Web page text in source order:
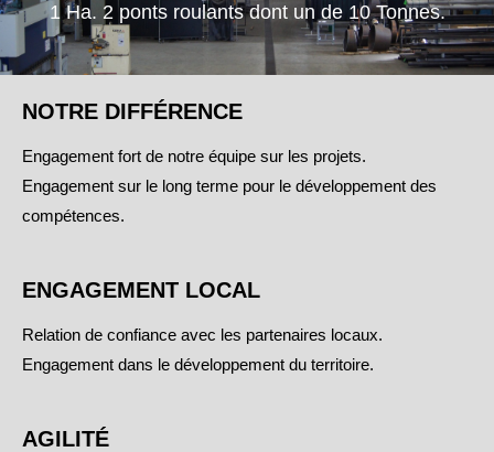
1 Ha. 2 ponts roulants dont un de 10 Tonnes.
NOTRE DIFFÉRENCE
Engagement fort de notre équipe sur les projets.
Engagement sur le long terme pour le développement des
compétences.
ENGAGEMENT LOCAL
Relation de confiance avec les partenaires locaux.
Engagement dans le développement du territoire.
AGILITÉ